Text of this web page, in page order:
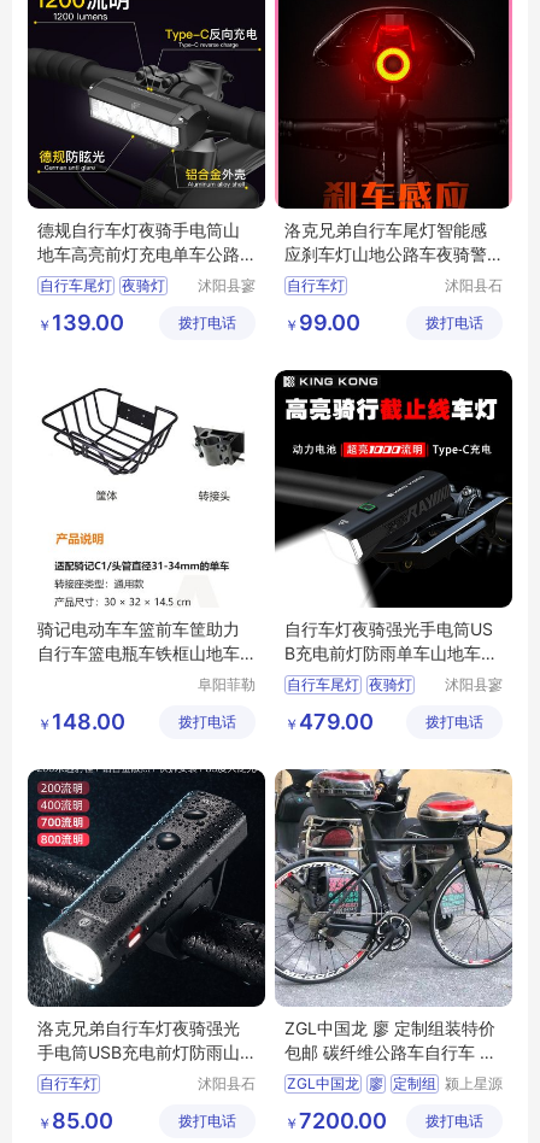
德规自行车灯夜骑手电筒山
地车高亮前灯充电单车公路
车骑行装备
自行车尾灯 夜骑灯
沭阳县寥
子商务有
￥ 139.00 拨打电话
洛克兄弟自行车尾灯智能感
应刹车灯山地公路车夜骑警
示灯骑行装备
自行车灯
自行车灯夜骑灯
单车前灯
沭阳县石
子商务有
￥ 99.00 拨打电话
骑记电动车车篮前车筐助力
自行车篮电瓶车铁框山地车
阜阳菲勒
公司
￥ 148.00 拨打电话
自行车灯夜骑强光手电筒US
B充电前灯防雨单车山地车夜
间骑行装备
自行车尾灯 夜骑灯
沭阳县寥
子商务有
￥ 479.00 拨打电话
洛克兄弟自行车灯夜骑强光
手电筒USB充电前灯防雨山
地车骑行装备
自行车灯
自行车灯夜骑灯
沭阳县石
子商务有
￥ 85.00 拨打电话
ZGL中国龙 廖 定制组装特价
包邮 碳纤维公路车自行车 公
路车
ZGL中国龙 廖 定制组 颍上星源
有限公司
￥ 7200.00 拨打电话